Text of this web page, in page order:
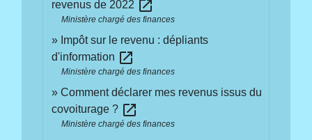
revenus de 2022 open_in_new
Ministère chargé des finances
Impôt sur le revenu : dépliants
d'information open_in_new
Ministère chargé des finances
Comment déclarer mes revenus issus du
covoiturage ? open_in_new
Ministère chargé des finances